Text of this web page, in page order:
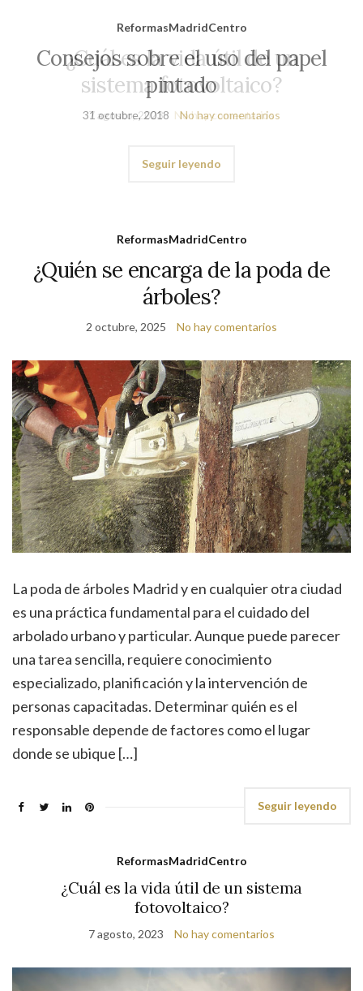
ReformasMadridCentro
Consejos sobre el uso del papel
pintado
31 octubre, 2018 No hay comentarios
Seguir leyendo
ReformasMadridCentro
¿Quién se encarga de la poda de
árboles?
2 octubre, 2025 No hay comentarios
La poda de árboles Madrid y en cualquier otra ciudad
es una práctica fundamental para el cuidado del
arbolado urbano y particular. Aunque puede parecer
una tarea sencilla, requiere conocimiento
especializado, planificación y la intervención de
personas capacitadas. Determinar quién es el
responsable depende de factores como el lugar
donde se ubique […]
Seguir leyendo
ReformasMadridCentro
¿Cuál es la vida útil de un sistema
fotovoltaico?
7 agosto, 2023 No hay comentarios